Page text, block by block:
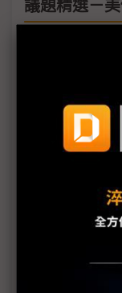
議題精選－
（獨家）中東
造端「甩鍋代
鎢鉭等高溫金
貴金屬、化工
美伊戰事3月底